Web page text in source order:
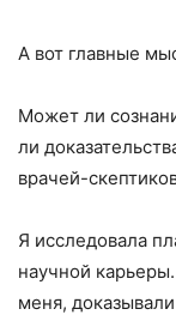
А вот главные
Может ли
ли
врачей-
Я исследовала
научной
меня,